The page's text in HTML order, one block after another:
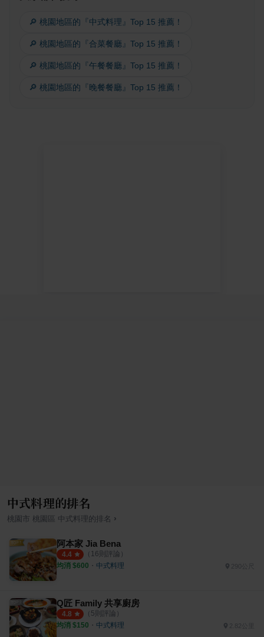
🔎 桃園地區的『中式料理』Top 15 推薦！
🔎 桃園地區的『合菜餐廳』Top 15 推薦！
🔎 桃園地區的『午餐餐廳』Top 15 推薦！
🔎 桃園地區的『晚餐餐廳』Top 15 推薦！
中式料理的排名
桃園市 桃園區 中式料理的排名 ›
阿本家 Jia Bena
4.4 （ 16則評論）
均消 $600 ・ 中式料理
Q匠 Family 共享廚房
4.8 （ 5則評論）
均消 $150 ・ 中式料理